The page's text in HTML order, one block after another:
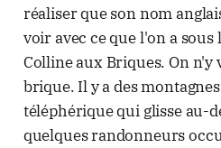
réaliser que son nom
voir avec ce que l'on a sous
Colline aux Briques. On n'y
brique. Il y a des
téléphérique qui glisse au-
quelques randonneurs